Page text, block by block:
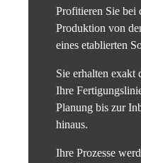
Profitieren Sie bei
Produktion von
eines etablierten
Sie erhalten exakt
Ihre
Planung bis zur
hinaus.
Ihre Prozesse